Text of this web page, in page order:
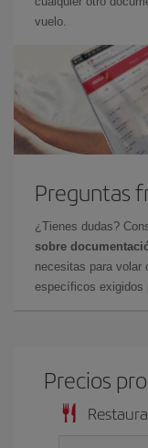
vuelo.
Preguntas
¿Tienes dudas?
sobre
necesitas para volar
específicos exigidos
Precios